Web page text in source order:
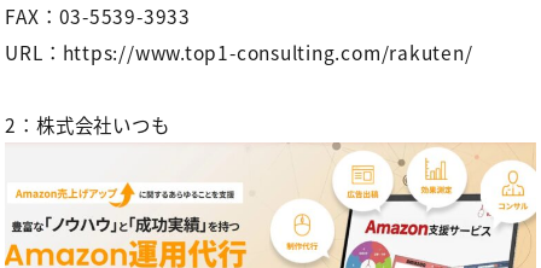
FAX：03-5539-3933
URL ： https://www.top1-consulting.com/rakuten/
2：株式会社いつも